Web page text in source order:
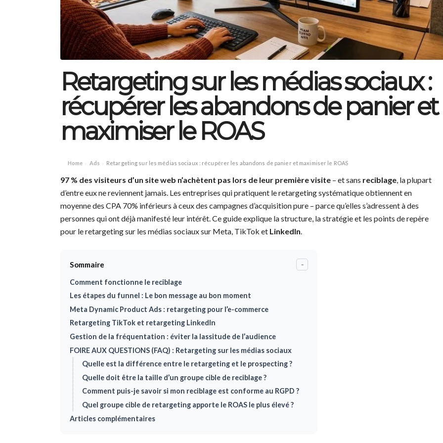
Retargeting sur les médias sociaux :
récupérer les abandons de panier et
maximiser le ROAS
Home › Ads › Retargeting sur les médias sociaux : récupérer les abandons de panier et maximiser le ROAS
97 % des visiteurs d’un site web n’achètent pas lors de leur première visite – et sans reciblage, la plupart
d’entre eux ne reviennent jamais. Les entreprises qui pratiquent le retargeting systématique obtiennent en
moyenne des CPA 70% inférieurs à ceux des campagnes d’acquisition pure – parce qu’elles s’adressent à des
personnes qui ont déjà manifesté leur intérêt. Ce guide explique la structure, la stratégie et les points de repère
pour le retargeting sur les médias sociaux sur Meta, TikTok et LinkedIn.
Sommaire -
Comment fonctionne le reciblage
Les étapes du funnel : Le bon message au bon moment
Meta Dynamic Product Ads : retargeting pour l’e-commerce
Retargeting TikTok et retargeting LinkedIn
Gestion de la fréquentation : éviter la lassitude de l’audience
FOIRE AUX QUESTIONS (FAQ) : Retargeting sur les médias sociaux
Quelle est la différence entre le retargeting et le prospecting ?
Quelle doit être la taille d’un groupe cible de reciblage ?
Comment puis-je savoir si mon reciblage est conforme au RGPD ?
Quel groupe cible de retargeting apporte le ROAS le plus élevé ?
Articles complémentaires